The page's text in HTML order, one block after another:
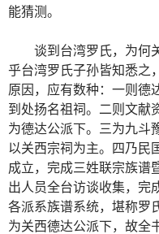
能猜测。
谈到台湾罗氏，为何
乎台湾罗氏子孙皆知悉之
原因，应有数种：一则德
到处扬名祖祠。二则文献
为德达公派下。三为九斗
以关西宗祠为主。四乃民
成立，完成三姓联宗族谱
出人员全台访谈收集，完
各派系族谱系统，堪称罗
为关西德达公派下，故全